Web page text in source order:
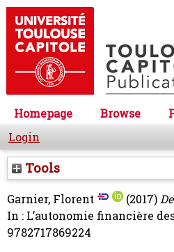
Homepage Browse
Login
Tools
Garnier, Florent (2017)
In : L’autonomie financière
9782717869224